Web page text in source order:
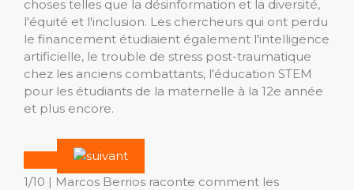
choses telles que la désinformation et la diversité,
l'équité et l'inclusion. Les chercheurs qui ont perdu
le financement étudiaient également l'intelligence
artificielle, le trouble de stress post-traumatique
chez les anciens combattants, l'éducation STEM
pour les étudiants de la maternelle à la 12e année
et plus encore.
1/10 | Marcos Berrios raconte comment les